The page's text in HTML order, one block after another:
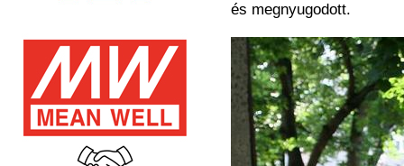
és megnyugodott.